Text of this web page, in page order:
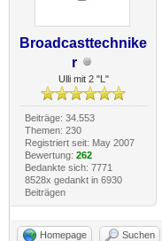
Broadcasttechnike
r
Ulli mit 2 "L"
Beiträge: 34.553
Themen: 230
Registriert seit: May 2007
Bewertung: 262
Bedankte sich: 7771
8528x gedankt in 6930
Beiträgen
Homepage Suchen